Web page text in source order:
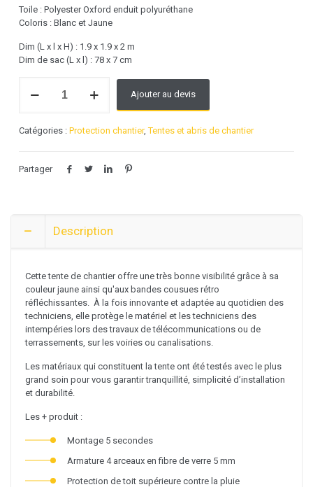
Toile : Polyester Oxford enduit polyuréthane
Coloris : Blanc et Jaune
Dim (L x l x H) : 1.9 x 1.9 x 2 m
Dim de sac (L x l) : 78 x 7 cm
de
Ajouter au devis
Catégories : Protection chantier,Tentes et abris de chantier
Partager
Description
Cette tente de chantier offre une très bonne visibilité grâce à sa
couleur jaune ainsi qu'aux bandes cousues rétro
réfléchissantes. À la fois innovante et adaptée au quotidien des
techniciens, elle protège le matériel et les techniciens des
intempéries lors des travaux de télécommunications ou de
terrassements, sur les voiries ou canalisations.
Les matériaux qui constituent la tente ont été testés avec le plus
grand soin pour vous garantir tranquillité, simplicité d’installation
et durabilité.
Les + produit :
Montage 5 secondes
Armature 4 arceaux en fibre de verre 5 mm
Protection de toit supérieure contre la pluie